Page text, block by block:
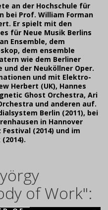
an der Hochschule für
bei Prof. William Forman
Er spielt mit den
für Neue Musik Berlins
Ensemble, dem
dem ensemble
wie dem Berliner
und der Neuköllner Oper.
und mit Elektro-
Herbert (UK), Hannes
Ghost Orchestra, Ari
und anderen auf.
Berlin (2011), bei
in Hannover
Festival (2014) und im
of Work":